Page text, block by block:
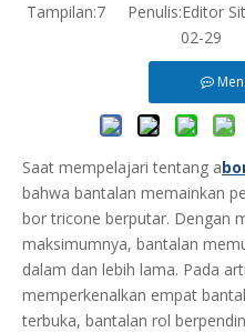
Tampilan:7Penulis:Editor
02-29
Saat mempelajari tentang a
bahwa bantalan memainkan
bor tricone berputar. Dengan
maksimumnya, bantalan
dalam dan lebih lama. Pada
memperkenalkan empat
terbuka, bantalan rol